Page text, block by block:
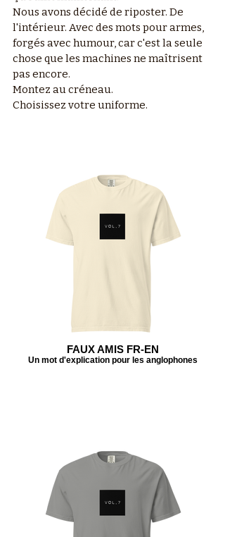
Nous avons décidé de riposter. De
l'intérieur. Avec des mots pour armes,
forgés avec humour, car c'est la seule
chose que les machines ne maîtrisent
pas encore.
Montez au créneau.
Choisissez votre uniforme.
FAUX AMIS FR-EN
Un mot d'explication pour les anglophones